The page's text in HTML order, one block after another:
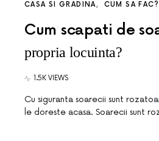
CASA SI GRADINA CUM SA FAC?
Cum scapati de
propria locuinta?
1.5K VIEWS
Cu siguranta soarecii sunt
le doreste acasa. Soarecii sunt